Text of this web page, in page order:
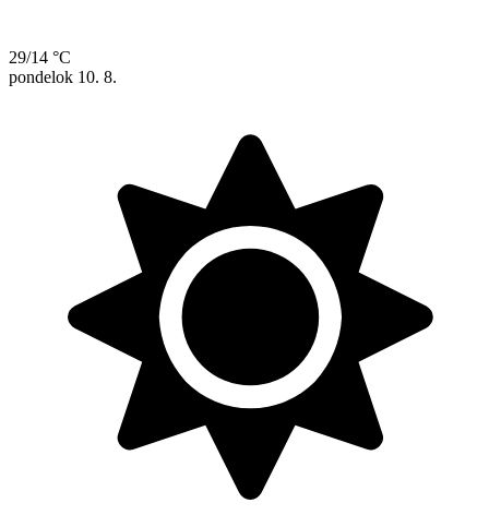
29/14 °C
pondelok 10. 8.